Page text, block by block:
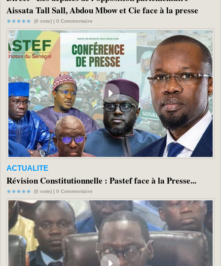
Aissata Tall Sall, Abdou Mbow et Cie face à la presse
(0 vote) | 0 Commentaire
ACTUALITE
Révision Constitutionnelle : Pastef face à la Presse...
(0 vote) | 0 Commentaire